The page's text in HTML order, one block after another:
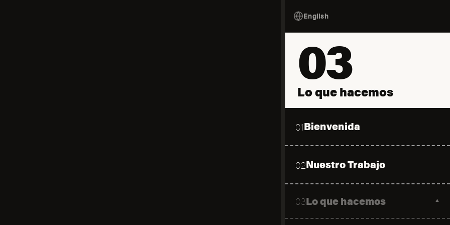
English
03
Lo que hacemos
01Bienvenida
02Nuestro Trabajo
03Lo que hacemos ▼